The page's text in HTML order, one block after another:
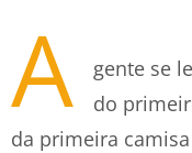
A
gente se
do
da primeira